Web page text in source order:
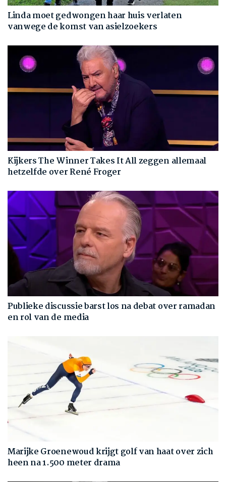
Linda moet gedwongen haar huis verlaten
vanwege de komst van asielzoekers
Kijkers The Winner Takes It All zeggen allemaal
hetzelfde over René Froger
Publieke discussie barst los na debat over ramadan
en rol van de media
Marijke Groenewoud krijgt golf van haat over zich
heen na 1.500 meter drama